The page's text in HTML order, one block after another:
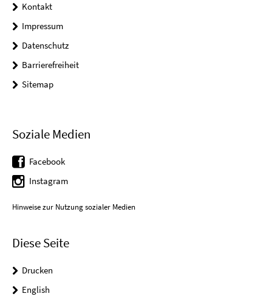
Kontakt
Impressum
Datenschutz
Barrierefreiheit
Sitemap
Soziale Medien
Facebook
Instagram
Hinweise zur Nutzung sozialer Medien
Diese Seite
Drucken
English